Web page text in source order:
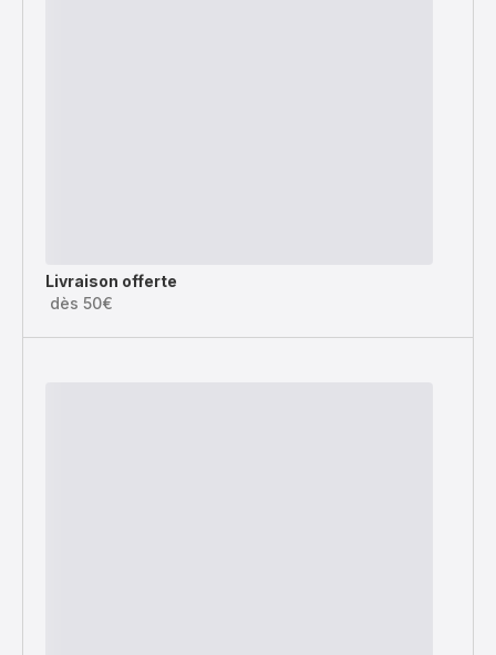
Livraison offerte
dès 50€